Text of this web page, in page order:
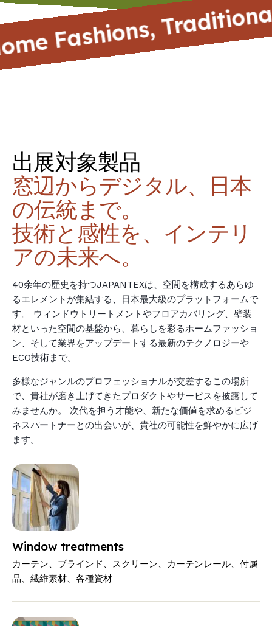
Fashions,
出展対象製品
窓辺からデジタル、日本
の伝統まで。
技術と感性を、インテリ
アの未来へ。
40余年の歴史を持つJAPANTEXは、空間を構成するあらゆ
るエレメントが集結する、日本最大級のプラットフォームで
す。 ウィンドウトリートメントやフロアカバリング、壁装
材といった空間の基盤から、暮らしを彩るホームファッショ
ン、そして業界をアップデートする最新のテクノロジーや
ECO技術まで。
多様なジャンルのプロフェッショナルが交差するこの場所
で、貴社が磨き上げてきたプロダクトやサービスを披露して
みませんか。 次代を担う才能や、新たな価値を求めるビジ
ネスパートナーとの出会いが、貴社の可能性を鮮やかに広げ
ます。
Window treatments
カーテン、ブラインド、スクリーン、カーテンレール、付属
品、繊維素材、各種資材